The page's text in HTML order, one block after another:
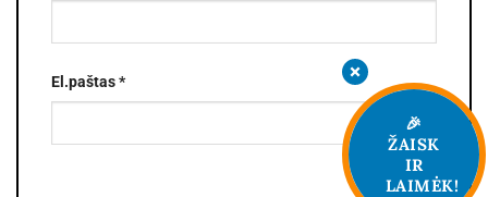
El.paštas*
🎉
ŽAISK
IR
LAIMĖK!